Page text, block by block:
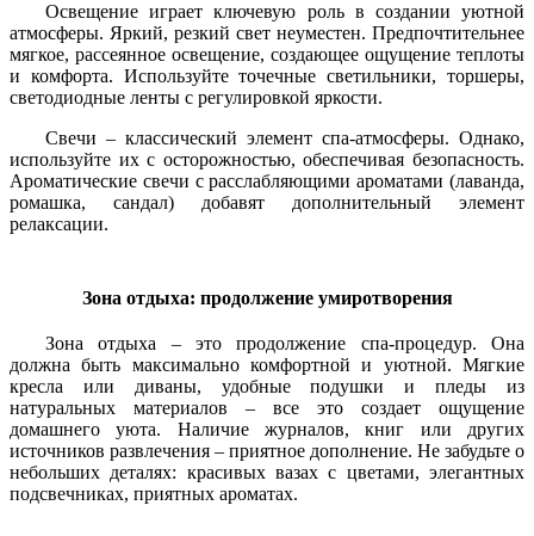
Освещение играет ключевую роль в создании уютной
атмосферы. Яркий, резкий свет неуместен. Предпочтительнее
мягкое, рассеянное освещение, создающее ощущение теплоты
и комфорта. Используйте точечные светильники, торшеры,
светодиодные ленты с регулировкой яркости.
Свечи – классический элемент спа-атмосферы. Однако,
используйте их с осторожностью, обеспечивая безопасность.
Ароматические свечи с расслабляющими ароматами (лаванда,
ромашка, сандал) добавят дополнительный элемент
релаксации.
Зона отдыха: продолжение умиротворения
Зона отдыха – это продолжение спа-процедур. Она
должна быть максимально комфортной и уютной. Мягкие
кресла или диваны, удобные подушки и пледы из
натуральных материалов – все это создает ощущение
домашнего уюта. Наличие журналов, книг или других
источников развлечения – приятное дополнение. Не забудьте о
небольших деталях: красивых вазах с цветами, элегантных
подсвечниках, приятных ароматах.